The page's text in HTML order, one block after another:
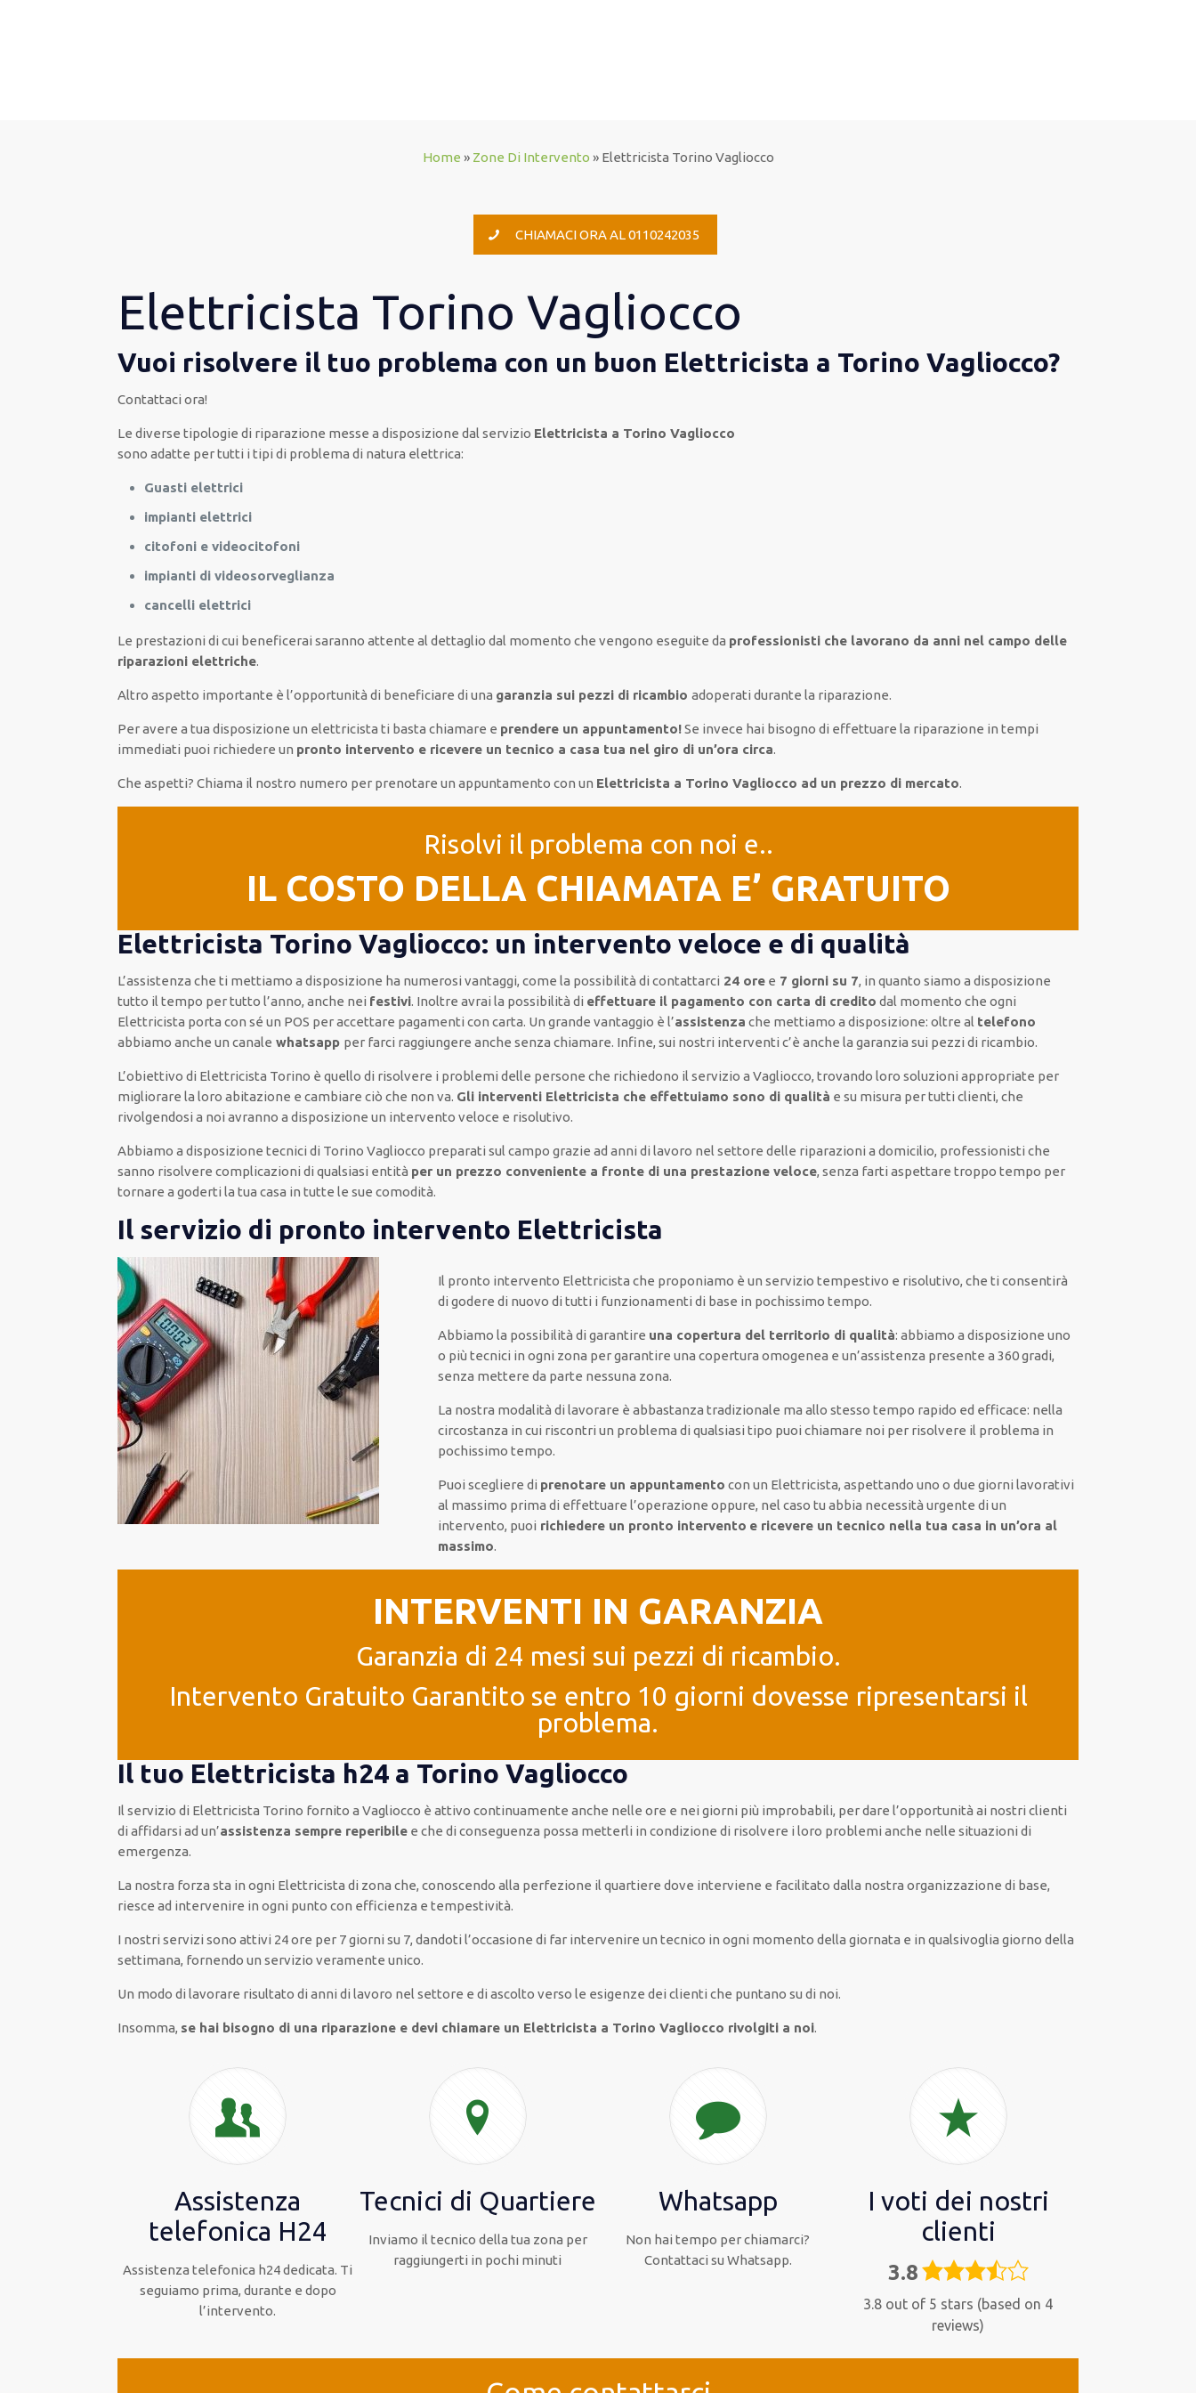
Home » Zone Di Intervento » Elettricista Torino Vagliocco
CHIAMACI ORA AL 0110242035
Elettricista Torino Vagliocco
Vuoi risolvere il tuo problema con un buon Elettricista a Torino Vagliocco?
Contattaci ora!
Lediverse tipologie di riparazione messe a disposizione dal servizio Elettricista a Torino Vagliocco
sonoadatte pertutti i tipi di problema di natura elettrica:
Guasti elettrici
impianti elettrici
citofoni e videocitofoni
impianti di videosorveglianza
cancelli elettrici
Le prestazioni di cui beneficerai sarannoattente al dettaglio dal momento che vengono eseguite da professionisti che lavorano da anni nel campo delle
riparazioni elettriche.
Altro aspetto importante è l’opportunità di beneficiare di una garanzia sui pezzi di ricambioadoperati durante la riparazione.
Per averea tua disposizione un elettricistati basta chiamare e prendere un appuntamento!Se invece hai bisogno di effettuare la riparazione in tempi
immediati puoi richiedere un pronto intervento e ricevere un tecnico a casa tua nel giro di un’ora circa.
Che aspetti? Chiama il nostro numero per prenotare un appuntamento con un Elettricista a Torino Vagliocco ad un prezzo di mercato.
Risolvi il problema con noi e..
IL COSTO DELLA CHIAMATA E’ GRATUITO
Elettricista Torino Vagliocco: un intervento veloce e di qualità
L’assistenza che ti mettiamo a disposizione ha numerosi vantaggi, come la possibilità di contattarci 24 ore e 7 giorni su 7, in quanto siamo a disposizione
tutto il tempo pertutto l’anno, anche nei festivi. Inoltreavrai la possibilità di effettuare il pagamento con carta di credito dal momento che ogni
Elettricista porta con séun POS per accettare pagamenticon carta. Un grande vantaggio è l’assistenza che mettiamo a disposizione: oltre al telefono
abbiamo anche uncanale whatsapp per farci raggiungere anche senza chiamare. Infine,sui nostri interventi c’è anche lagaranzia sui pezzi di ricambio.
L’obiettivo di Elettricista Torino è quello di risolvere i problemi delle persone che richiedono il servizio a Vagliocco, trovando lorosoluzioni appropriate per
migliorare la loro abitazione e cambiare ciò che non va. Gli interventi Elettricista che effettuiamo sono di qualità esu misura per tutti clienti, che
rivolgendosi a noi avranno a disposizione un interventoveloce e risolutivo.
Abbiamo a disposizionetecnici di Torino Vagliocco preparati sul campo grazie ad anni di lavoro nel settore delle riparazioni a domicilio, professionistiche
sanno risolvere complicazioni di qualsiasi entità per un prezzo conveniente a fronte di una prestazione veloce, senza fartiaspettare troppo tempo per
tornare a goderti la tua casa in tutte le sue comodità.
Il servizio di pronto intervento Elettricista
Il pronto intervento Elettricista che proponiamo è un servizio tempestivo e risolutivo, che ti consentirà
di godere di nuovo di tutti i funzionamenti di base in pochissimo tempo.
Abbiamo la possibilità di garantire una copertura del territorio di qualità: abbiamo a disposizione uno
o più tecnici in ogni zona pergarantire una copertura omogenea e un’assistenza presente a 360 gradi,
senza mettere da parte nessuna zona.
La nostra modalità di lavorare è abbastanza tradizionale ma allo stesso tempo rapido ed efficace: nella
circostanza in cui riscontri un problema di qualsiasi tipo puoi chiamare noi per risolvere il problema in
pochissimo tempo.
Puoi scegliere di prenotareun appuntamento con un Elettricista, aspettando uno o due giorni lavorativi
al massimo prima di effettuare l’operazione oppure, nel caso tu abbia necessità urgente di un
intervento, puoi richiedereun pronto intervento e ricevere un tecnico nella tua casa in un’ora al
massimo.
INTERVENTI IN GARANZIA
Garanzia di 24 mesi sui pezzi di ricambio.
Intervento Gratuito Garantito se entro 10 giorni dovesse ripresentarsi il
problema.
Il tuo Elettricista h24 a Torino Vagliocco
Il servizio di Elettricista Torino fornito a Vagliocco èattivo continuamente anche nelle ore e nei giorni più improbabili, perdare l’opportunità ai nostri clienti
diaffidarsi ad un’assistenza sempre reperibile e chedi conseguenza possa metterli in condizione di risolvere i loro problemi anche nelle situazioni di
emergenza.
La nostra forza sta in ogni Elettricista di zona che, conoscendo alla perfezione il quartiere dove interviene e facilitato dalla nostra organizzazione di base,
riesce ad intervenire in ogni punto con efficienza e tempestività.
I nostri servizi sono attivi 24 ore per 7 giorni su 7, dandoti l’occasione di far intervenire untecnico inogni momento della giornata e inqualsivoglia giorno della
settimana, fornendo un servizioveramente unico.
Un modo di lavorare risultato di anni di lavoro nel settore e di ascolto verso le esigenzedei clienti che puntano su di noi.
Insomma, se hai bisogno di una riparazione e devi chiamare un Elettricista a Torino Vagliocco rivolgiti a noi.
Assistenza
telefonica H24
Assistenza telefonica h24 dedicata. Ti
seguiamo prima, durante e dopo
l’intervento.
Tecnici di Quartiere
Inviamo il tecnico della tua zona per
raggiungerti in pochi minuti
Whatsapp
Non hai tempo per chiamarci?
Contattaci su Whatsapp.
I voti dei nostri
clienti
3.8 3,8
3.8 out of 5 stars (based on 4
reviews)